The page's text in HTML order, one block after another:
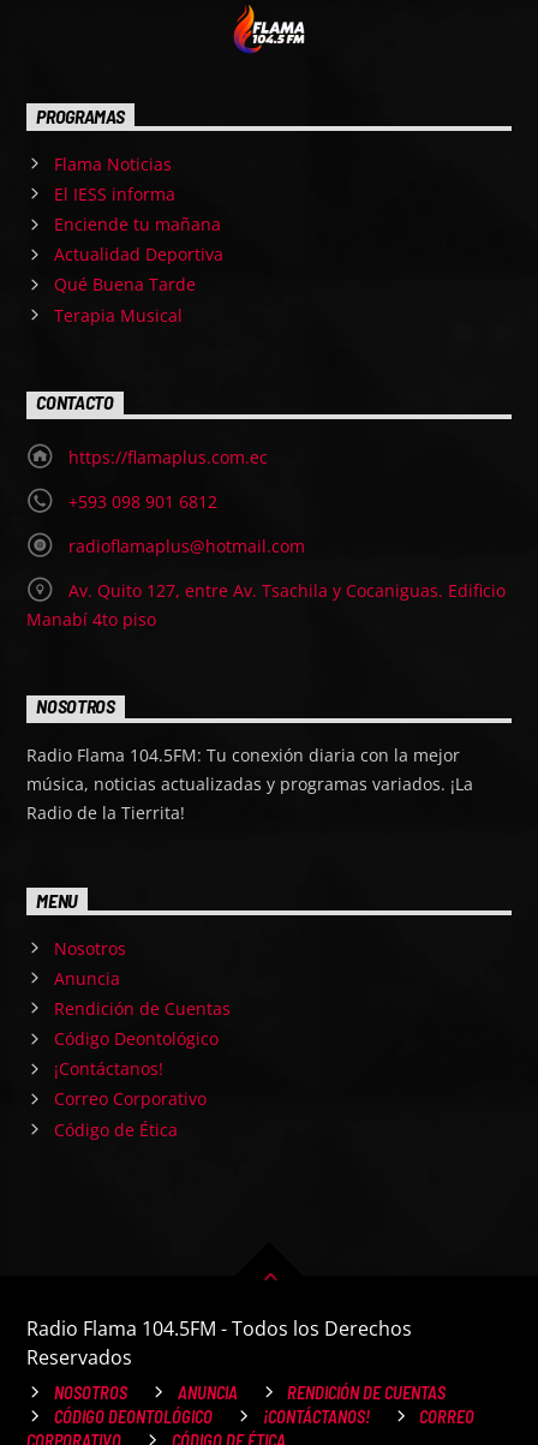
PROGRAMAS
Flama Noticias
El IESS informa
Enciende tu mañana
Actualidad Deportiva
Qué Buena Tarde
Terapia Musical
CONTACTO
https://flamaplus.com.ec
+593 098 901 6812
radioflamaplus@hotmail.com
Av. Quito 127, entre Av. Tsachila y Cocaniguas. Edificio
Manabí 4to piso
NOSOTROS
Radio Flama 104.5FM: Tu conexión diaria con la mejor
música, noticias actualizadas y programas variados. ¡La
Radio de la Tierrita!
MENU
Nosotros
Anuncia
Rendición de Cuentas
Código Deontológico
¡Contáctanos!
Correo Corporativo
Código de Ética
Radio Flama 104.5FM - Todos los Derechos
Reservados
NOSOTROS ANUNCIA
RENDICIÓN DE CUENTAS
CÓDIGO DEONTOLÓGICO
¡CONTÁCTANOS!
CORREO
CORPORATIVO
CÓDIGO DE ÉTICA